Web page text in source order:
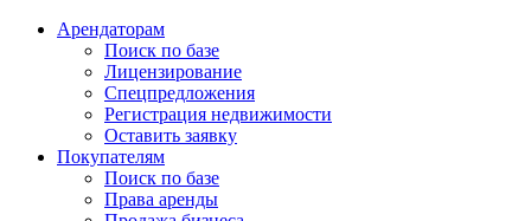
Арендаторам
Поиск по базе
Лицензирование
Спецпредложения
Регистрация недвижимости
Оставить заявку
Покупателям
Поиск по базе
Права аренды